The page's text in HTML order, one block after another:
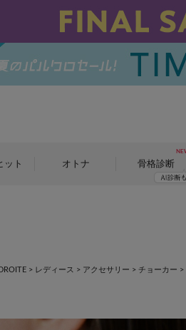
ット オトナ 骨格診断
> レディース > アクセサリー > チョーカー >